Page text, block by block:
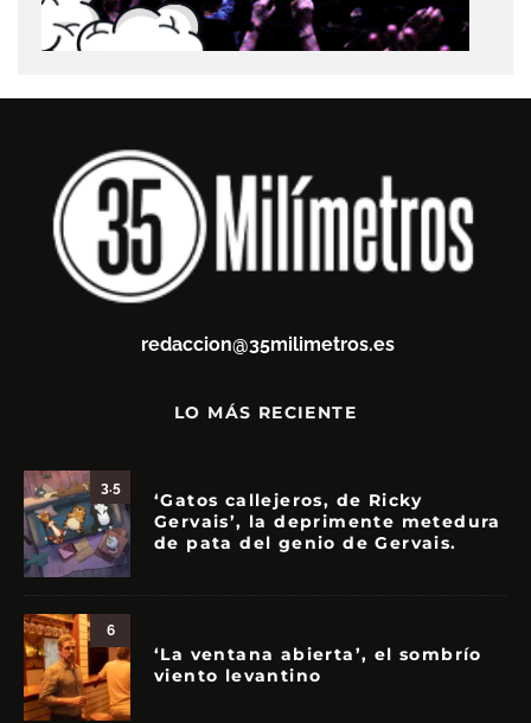
redaccion@35milimetros.es
LO MÁS RECIENTE
3.5
‘Gatos callejeros, de Ricky
Gervais’, la deprimente metedura
de pata del genio de Gervais.
6
‘La ventana abierta’, el sombrío
viento levantino